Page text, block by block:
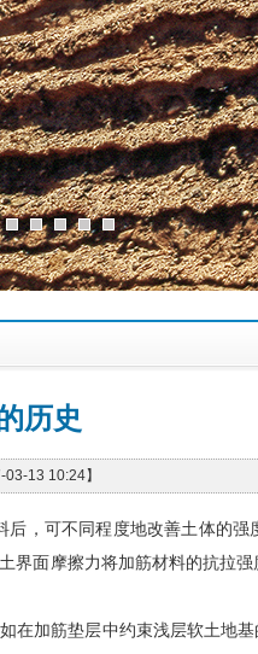
历史
13 10:24】
，可不同程度地改善土体的
面摩擦力将加筋材料的抗拉
加筋垫层中约束浅层软土地